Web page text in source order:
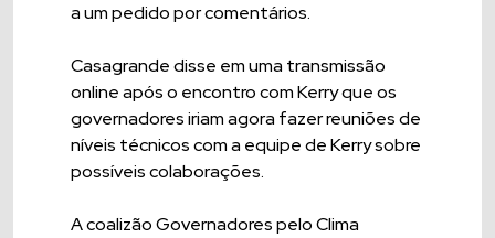
a um pedido por comentários.
Casagrande disse em uma transmissão
online após o encontro com Kerry que os
governadores iriam agora fazer reuniões de
níveis técnicos com a equipe de Kerry sobre
possíveis colaborações.
A coalizão Governadores pelo Clima